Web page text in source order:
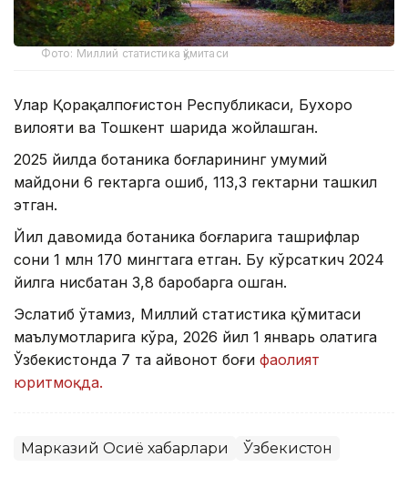
Фото: Миллий статистика қўмитаси
Улар Қорақалпоғистон Республикаси, Бухоро
вилояти ва Тошкент шаҳрида жойлашган.
2025 йилда ботаника боғларининг умумий
майдони 6 гектарга ошиб, 113,3 гектарни ташкил
этган.
Йил давомида ботаника боғларига ташрифлар
сони 1 млн 170 мингтага етган. Бу кўрсаткич 2024
йилга нисбатан 3,8 баробарга ошган.
Эслатиб ўтамиз, Миллий статистика қўмитаси
маълумотларига кўра, 2026 йил 1 январь ҳолатига
Ўзбекистонда 7 та ҳайвонот боғи фаолият
юритмоқда.
Марказий Осиё хабарлари Ўзбекистон